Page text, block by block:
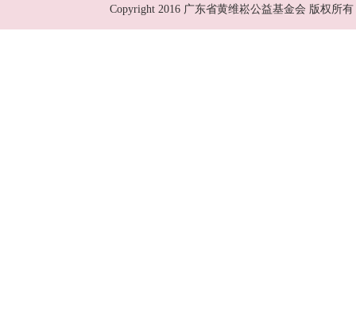
Copyright 2016 广东省黄维崧公益基金会 版权所有